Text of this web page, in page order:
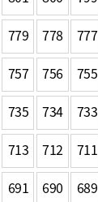
779
778 777
757
756 755
735
734 733
713
712 711
691
690 689